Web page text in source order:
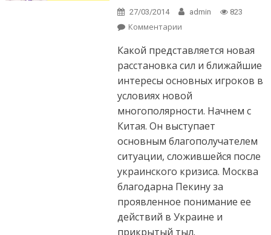
27/03/2014 admin 823
Комментарии
Какой представляется новая
расстановка сил и ближайшие
интересы основных игроков в
условиях новой
многополярности. Начнем с
Китая. Он выступает
основным благополучателем
ситуации, сложившейся после
украинского кризиса. Москва
благодарна Пекину за
проявленное понимание ее
действий в Украине и
прикрытый тыл.